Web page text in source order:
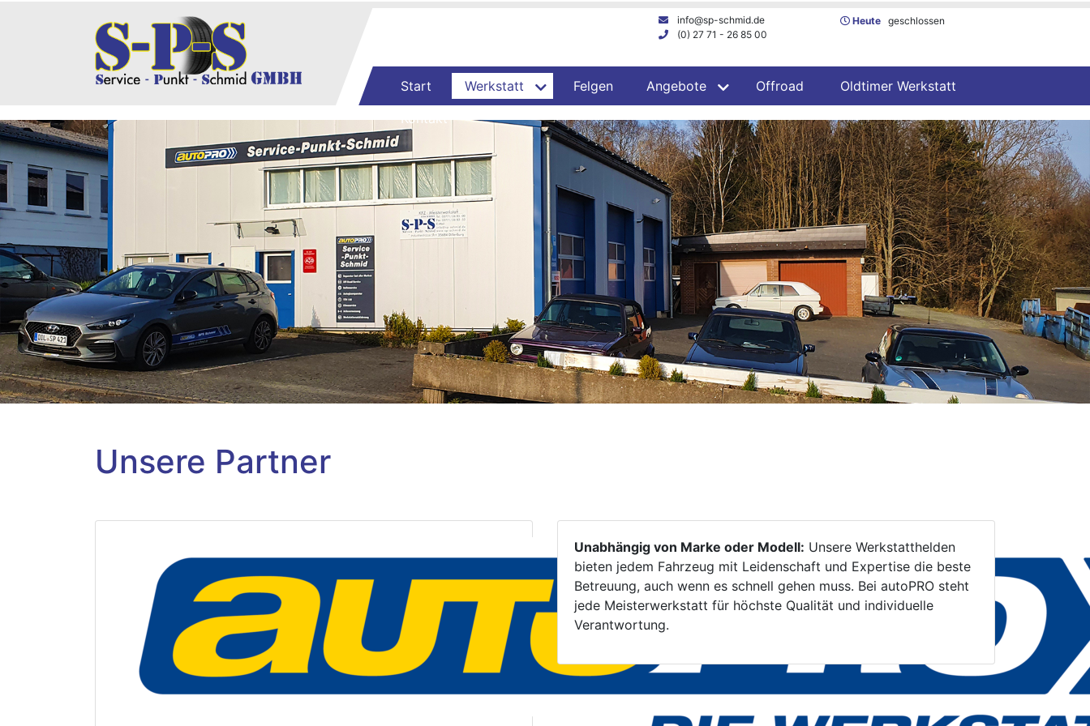
info@sp-schmid.de
(0) 27 71 - 26 85 00
Heute geschlossen
Start Werkstatt Felgen Angebote Offroad
Oldtimer Werkstatt
Kontakt
Unsere Partner
Unabhängig von Marke oder Modell: Unsere Werkstatthelden
bieten jedem Fahrzeug mit Leidenschaft und Expertise die beste
Betreuung, auch wenn es schnell gehen muss. Bei autoPRO steht
jede Meisterwerkstatt für höchste Qualität und individuelle
Verantwortung.